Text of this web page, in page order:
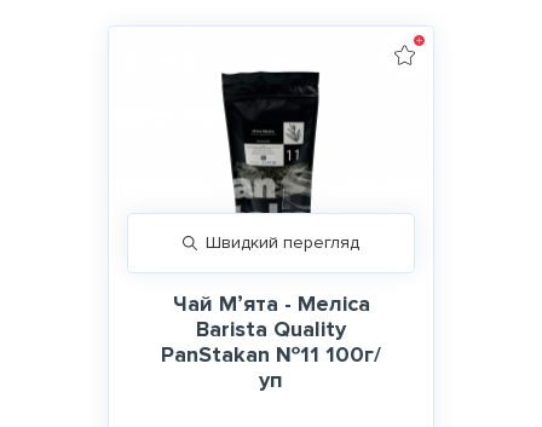
Швидкий перегляд
Чай Мʼята - Меліса
Barista Quality
PanStakan №11 100г/
уп